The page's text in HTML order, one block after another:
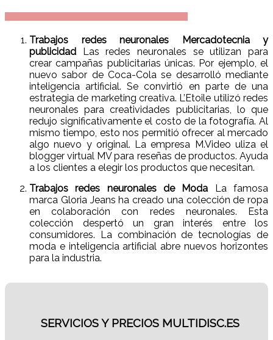
Trabajos redes neuronales Mercadotecnia y
publicidad
Las redes neuronales se utilizan para
crear campañas publicitarias únicas. Por ejemplo, el
nuevo sabor de Coca-Cola se desarrolló mediante
inteligencia artificial. Se convirtió en parte de una
estrategia de marketing creativa. L’Etoile utilizó redes
neuronales para creatividades publicitarias, lo que
redujo significativamente el costo de la fotografía. Al
mismo tiempo, esto nos permitió ofrecer al mercado
algo nuevo y original. La empresa M.Video uliza el
blogger virtual MV para reseñas de productos. Ayuda
a los clientes a elegir los productos que necesitan.
Trabajos redes neuronales de Moda La famosa
marca Gloria Jeans ha creado una colección de ropa
en colaboración con redes neuronales. Esta
colección despertó un gran interés entre los
consumidores. La combinación de tecnologías de
moda e inteligencia artificial abre nuevos horizontes
para la industria.
SERVICIOS Y PRECIOS MULTIDISC.ES